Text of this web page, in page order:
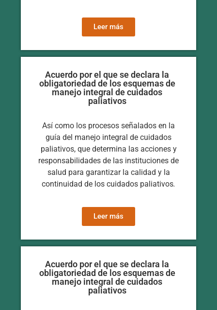
Leer más
Acuerdo por el que se declara la
obligatoriedad de los esquemas de
manejo integral de cuidados
paliativos
Así como los procesos señalados en la
guía del manejo integral de cuidados
paliativos, que determina las acciones y
responsabilidades de las instituciones de
salud para garantizar la calidad y la
continuidad de los cuidados paliativos.
Leer más
Acuerdo por el que se declara la
obligatoriedad de los esquemas de
manejo integral de cuidados
paliativos